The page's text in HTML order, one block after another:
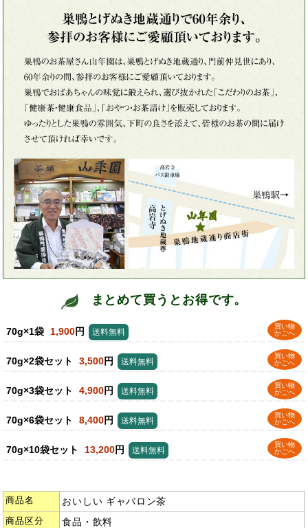
まとめて買うとお得です。
70g×1袋 1,900円
買い物
かごへ
送料無料
70g×2袋セット 3,500円
買い物
かごへ
送料無料
70g×3袋セット 4,900円
買い物
かごへ
送料無料
70g×6袋セット 8,400円
買い物
かごへ
送料無料
70g×10袋セット 13,200円
買い物
かごへ
送料無料
商品名 おいしい ギャバロン茶
商品区分 食品・飲料